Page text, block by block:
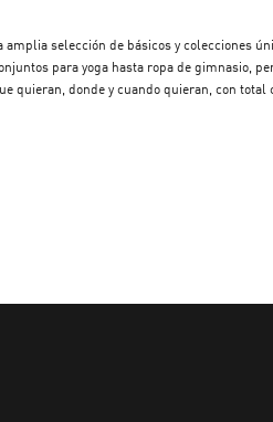
selección de básicos y colecciones
para yoga hasta ropa de gimnasio,
donde y cuando quieran, con